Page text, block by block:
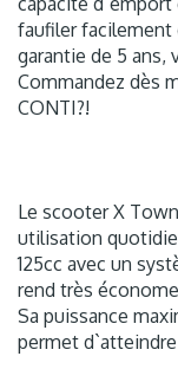
faufiler facilement
garantie de 5 ans,
Commandez dès
CONTI?!
Le scooter X
utilisation
125cc avec un
rend très
Sa puissance
permet d`atteindre